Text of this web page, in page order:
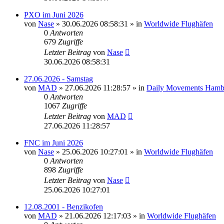
PXO im Juni 2026
von Nase » 30.06.2026 08:58:31 » in Worldwide Flughäfen
0 Antworten
679 Zugriffe
Letzter Beitrag von Nase
30.06.2026 08:58:31
27.06.2026 - Samstag
von MAD » 27.06.2026 11:28:57 » in Daily Movements
0 Antworten
1067 Zugriffe
Letzter Beitrag von MAD
27.06.2026 11:28:57
FNC im Juni 2026
von Nase » 25.06.2026 10:27:01 » in Worldwide Flughäfen
0 Antworten
898 Zugriffe
Letzter Beitrag von Nase
25.06.2026 10:27:01
12.08.2001 - Benzikofen
von MAD » 21.06.2026 12:17:03 » in Worldwide Flughäfen